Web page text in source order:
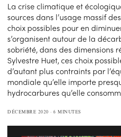
La crise climatique et
sources dans l’usage massif
choix possibles pour en
s’organisent autour de la
sobriété, dans des dimensions
Sylvestre Huet, ces choix
d’autant plus contraints par
mondiale qu’elle importe
hydrocarbures qu’elle
DÉCEMBRE 2020 6 MINUTES